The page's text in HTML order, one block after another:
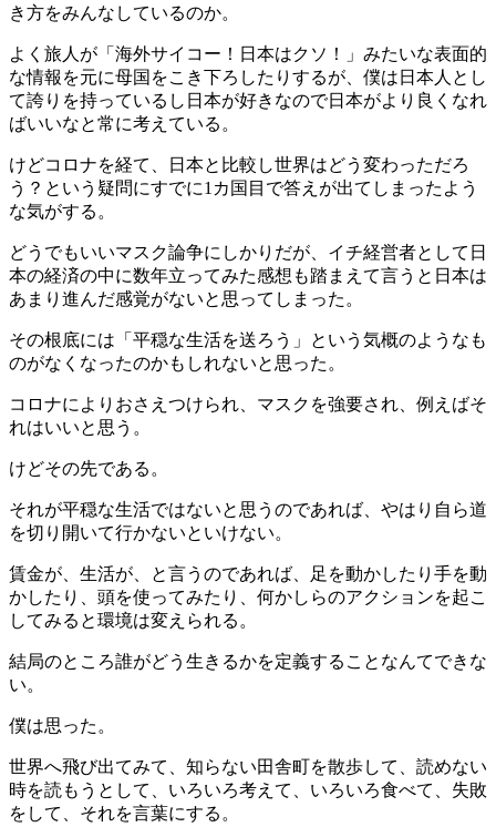
き方をみんなしているのか。
よく旅人が「海外サイコー！日本はクソ！」みたいな表面的
な情報を元に母国をこき下ろしたりするが、僕は日本人とし
て誇りを持っているし日本が好きなので日本がより良くなれ
ばいいなと常に考えている。
けどコロナを経て、日本と比較し世界はどう変わっただろ
う？という疑問にすでに1カ国目で答えが出てしまったよう
な気がする。
どうでもいいマスク論争にしかりだが、イチ経営者として日
本の経済の中に数年立ってみた感想も踏まえて言うと日本は
あまり進んだ感覚がないと思ってしまった。
その根底には「平穏な生活を送ろう」という気概のようなも
のがなくなったのかもしれないと思った。
コロナによりおさえつけられ、マスクを強要され、例えばそ
れはいいと思う。
けどその先である。
それが平穏な生活ではないと思うのであれば、やはり自ら道
を切り開いて行かないといけない。
賃金が、生活が、と言うのであれば、足を動かしたり手を動
かしたり、頭を使ってみたり、何かしらのアクションを起こ
してみると環境は変えられる。
結局のところ誰がどう生きるかを定義することなんてできな
い。
僕は思った。
世界へ飛び出てみて、知らない田舎町を散歩して、読めない
時を読もうとして、いろいろ考えて、いろいろ食べて、失敗
をして、それを言葉にする。